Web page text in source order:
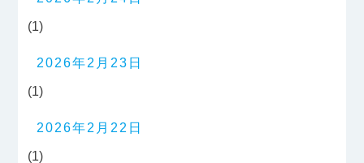
(1)
2026年2月23日
(1)
2026年2月22日
(1)